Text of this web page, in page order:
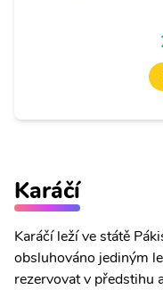
Karáčí
Karáčí leží ve státě
obsluhováno jediným
rezervovat v předstihu